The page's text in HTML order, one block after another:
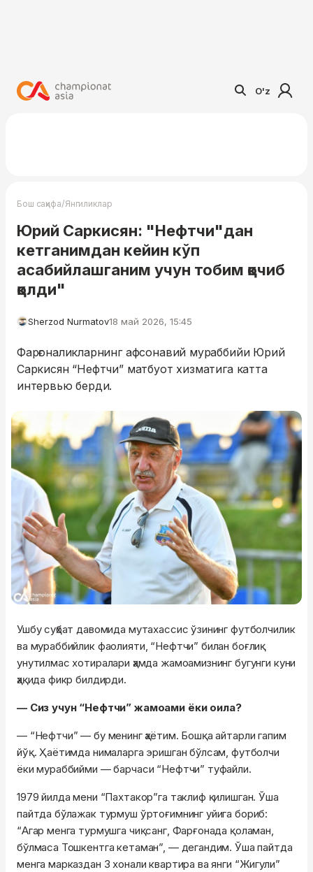
O'z
Бош саҳифа/Янгиликлар
Юрий Саркисян: "Нефтчи"дан
кетганимдан кейин кўп
асабийлашганим учун тобим қочиб
қолди"
Sherzod Nurmatov18 май 2026, 15:45
Фарғоналикларнинг афсонавий мураббийи Юрий
Саркисян “Нефтчи” матбуот хизматига катта
интервью берди.
Ушбу суҳбат давомида мутахассис ўзининг футболчилик
ва мураббийлик фаолияти, “Нефтчи” билан боғлиқ
унутилмас хотиралари ҳамда жамоамизнинг бугунги куни
ҳақида фикр билдирди.
— Сиз учун “Нефтчи” жамоами ёки оила?
— “Нефтчи” — бу менинг ҳаётим. Бошқа айтарли гапим
йўқ. Ҳаётимда нималарга эришган бўлсам, футболчи
ёки мураббийми — барчаси “Нефтчи” туфайли.
1979 йилда мени “Пахтакор”га таклиф қилишган. Ўша
пайтда бўлажак турмуш ўртоғимнинг уйига бориб:
“Агар менга турмушга чиқсанг, Фарғонада қоламан,
бўлмаса Тошкентга кетаман”, — дегандим. Ўша пайтда
менга марказдан 3 хонали квартира ва янги “Жигули”